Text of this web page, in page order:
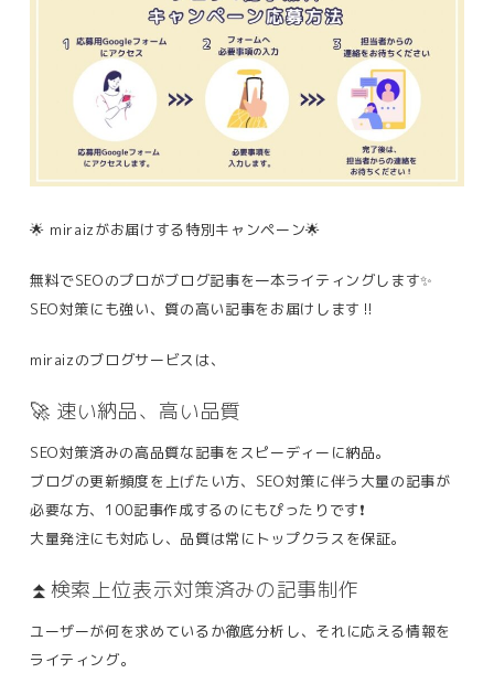
🌟 miraizがお届けする特別キャンペーン🌟
無料でSEOのプロがブログ記事を一本ライティングします✨
SEO対策にも強い、質の高い記事をお届けします‼️
miraizのブログサービスは、
🚀 速い納品、高い品質
SEO対策済みの高品質な記事をスピーディーに納品。
ブログの更新頻度を上げたい方、SEO対策に伴う大量の記事が
必要な方、100記事作成するのにもぴったりです❗️
大量発注にも対応し、品質は常にトップクラスを保証。
⏫検索上位表示対策済みの記事制作
ユーザーが何を求めているか徹底分析し、それに応える情報を
ライティング。